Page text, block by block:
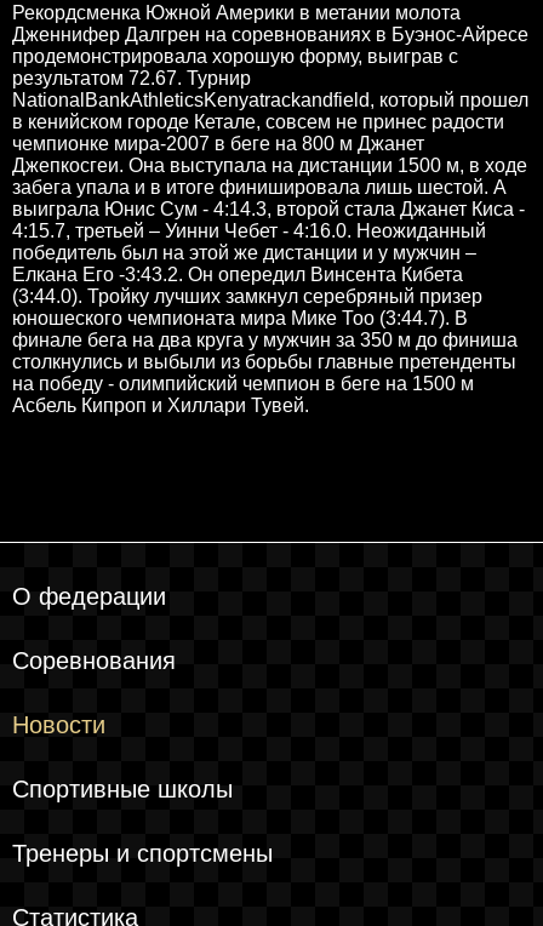
Рекордсменка Южной Америки в метании молота
Дженнифер Далгрен на соревнованиях в Буэнос-Айресе
продемонстрировала хорошую форму, выиграв с
результатом 72.67. Турнир
NationalBankAthleticsKenyatrackandfield, который прошел
в кенийском городе Кетале, совсем не принес радости
чемпионке мира-2007 в беге на 800 м Джанет
Джепкосгеи. Она выступала на дистанции 1500 м, в ходе
забега упала и в итоге финишировала лишь шестой. А
выиграла Юнис Сум - 4:14.3, второй стала Джанет Киса -
4:15.7, третьей – Уинни Чебет - 4:16.0. Неожиданный
победитель был на этой же дистанции и у мужчин –
Елкана Его -3:43.2. Он опередил Винсента Кибета
(3:44.0). Тройку лучших замкнул серебряный призер
юношеского чемпионата мира Мике Тоо (3:44.7). В
финале бега на два круга у мужчин за 350 м до финиша
столкнулись и выбыли из борьбы главные претенденты
на победу - олимпийский чемпион в беге на 1500 м
Асбель Кипроп и Хиллари Тувей.
О федерации
Соревнования
Новости
Спортивные школы
Тренеры и спортсмены
Статистика